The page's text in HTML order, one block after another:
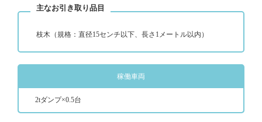
主なお引き取り品目
枝木（規格：直径15センチ以下、長さ1メートル以内）
稼働車両
2tダンプ×0.5台